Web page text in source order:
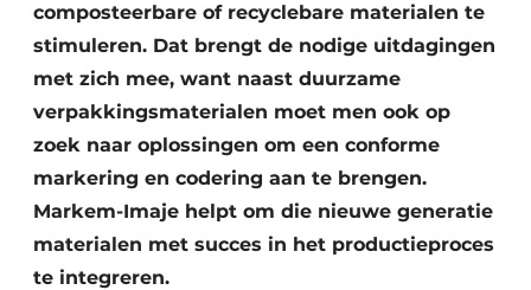
composteerbare of recyclebare materialen te
stimuleren. Dat brengt de nodige uitdagingen
met zich mee, want naast duurzame
verpakkingsmaterialen moet men ook op
zoek naar oplossingen om een conforme
markering en codering aan te brengen.
Markem-Imaje helpt om die nieuwe generatie
materialen met succes in het productieproces
te integreren.